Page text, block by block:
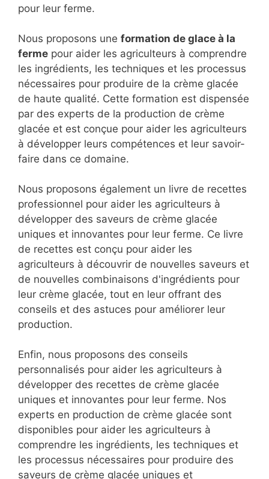
pour leur ferme.
Nous proposons une formation de glace à la
ferme pour aider les agriculteurs à comprendre
les ingrédients, les techniques et les processus
nécessaires pour produire de la crème glacée
de haute qualité. Cette formation est dispensée
par des experts de la production de crème
glacée et est conçue pour aider les agriculteurs
à développer leurs compétences et leur savoir-
faire dans ce domaine.
Nous proposons également un livre de recettes
professionnel pour aider les agriculteurs à
développer des saveurs de crème glacée
uniques et innovantes pour leur ferme. Ce livre
de recettes est conçu pour aider les
agriculteurs à découvrir de nouvelles saveurs et
de nouvelles combinaisons d'ingrédients pour
leur crème glacée, tout en leur offrant des
conseils et des astuces pour améliorer leur
production.
Enfin, nous proposons des conseils
personnalisés pour aider les agriculteurs à
développer des recettes de crème glacée
uniques et innovantes pour leur ferme. Nos
experts en production de crème glacée sont
disponibles pour aider les agriculteurs à
comprendre les ingrédients, les techniques et
les processus nécessaires pour produire des
saveurs de crème glacée uniques et